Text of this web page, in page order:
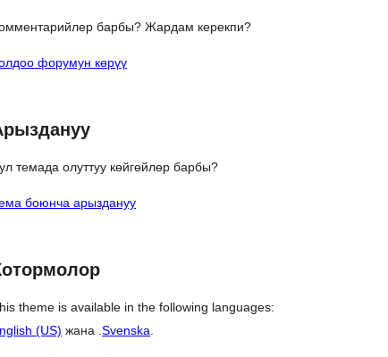
барбы? Жардам керекпи?
форумун көрүү
темада олуттуу көйгөйлөр барбы?
боюнча арыздануу
theme is available in the following languages:
(US) жана . Svenska